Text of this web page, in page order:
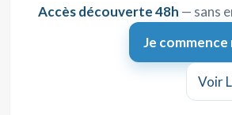
Accès découverte 48h — sans
Je
Voir